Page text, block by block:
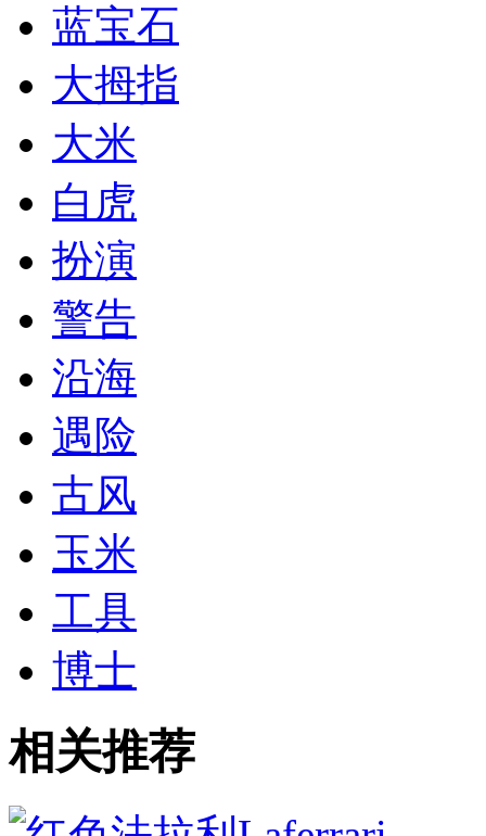
蓝宝石
大拇指
大米
白虎
扮演
警告
沿海
遇险
古风
玉米
工具
博士
相关推荐